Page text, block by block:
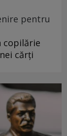
pentru
copilărie
cărți